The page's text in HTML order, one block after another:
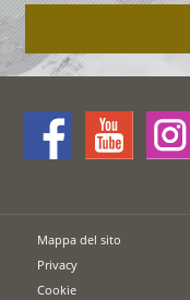
Mappa del sito
Privacy
Cookie